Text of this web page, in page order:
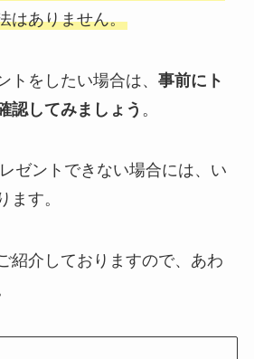
はありません。
トをしたい場合は、 事前にト
認してみましょう 。
ゼントできない場合には、い
ます。
紹介しておりますので、あわ